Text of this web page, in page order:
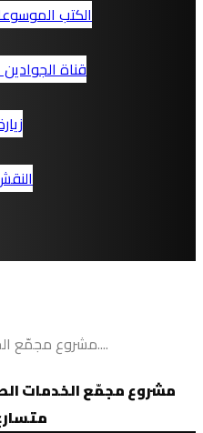
الكتب
قناة الجوادين
مشروع مجمّع الخدمات الصحية في شارع باب....
مشروع مجمّع الخدمات